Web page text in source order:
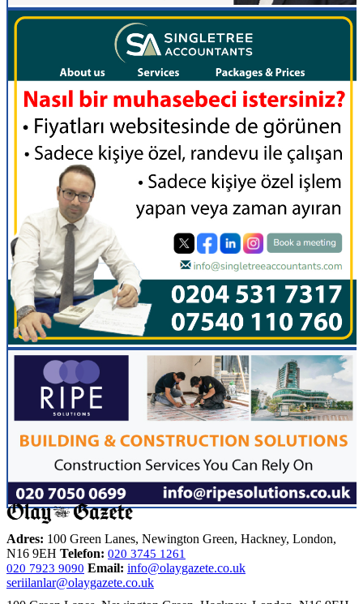
Adres: 100 Green Lanes, Newington Green, Hackney, London,
N16 9EH Telefon: 020 3745 1261
020 7923 9090 Email: info@olaygazete.co.uk
seriilanlar@olaygazete.co.uk